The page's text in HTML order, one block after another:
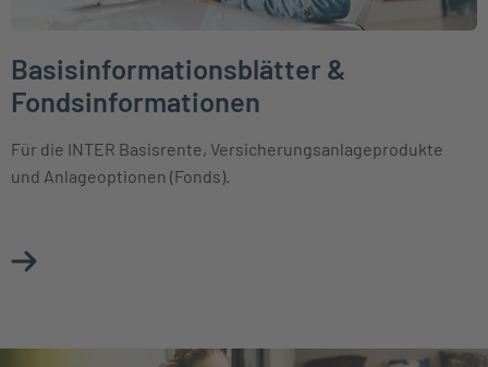
Basisinformationsblätter &
Fondsinformationen
Für die INTER Basisrente, Versicherungsanlageprodukte
und Anlageoptionen (Fonds).
Mehr über Basisinformationsblätter &